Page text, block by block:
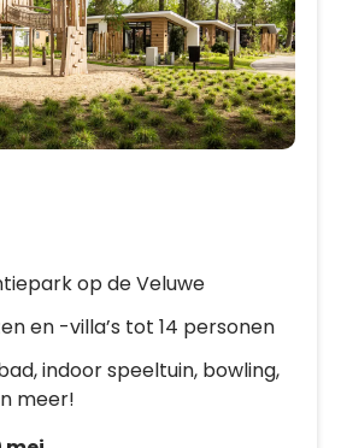
op de Veluwe
en -villa’s tot 14 personen
indoor speeltuin, bowling,
meer!